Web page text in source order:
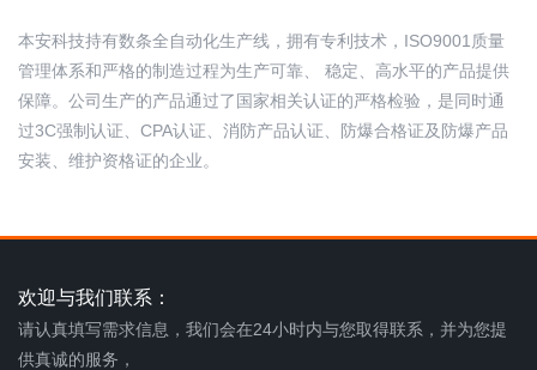
本安科技持有数条全自动化生产线，拥有专利技术，ISO9001质量
管理体系和严格的制造过程为生产可靠、 稳定、高水平的产品提供
保障。公司生产的产品通过了国家相关认证的严格检验，是同时通
过3C强制认证、CPA认证、消防产品认证、防爆合格证及防爆产品
安装、维护资格证的企业。
欢迎与我们联系：
请认真填写需求信息，我们会在24小时内与您取得联系，并为您提
供真诚的服务，